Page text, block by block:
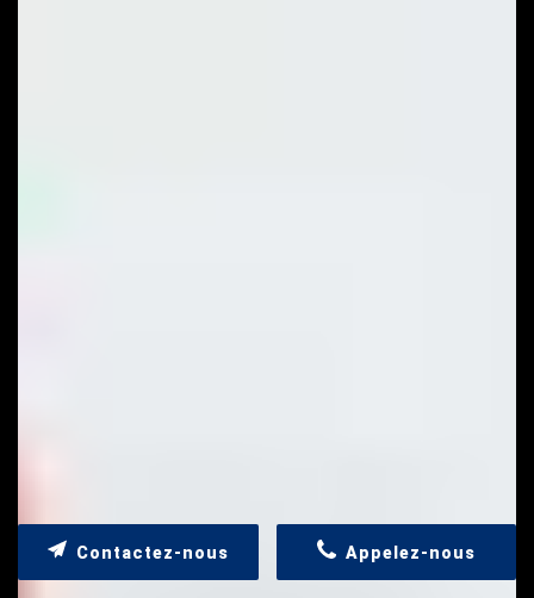
Appelez-nous
Contactez-nous